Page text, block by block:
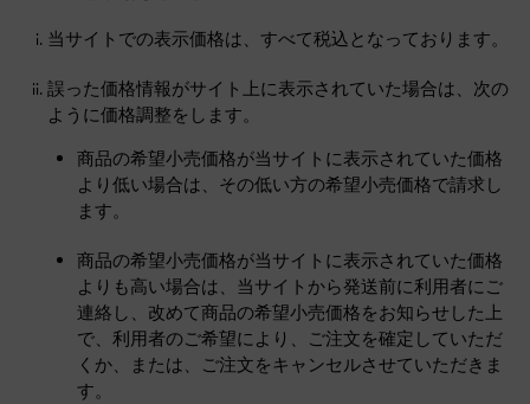
当サイトでの表示価格は、すべて税込となっております。
誤った価格情報がサイト上に表示されていた場合は、次の
ように価格調整をします。
商品の希望小売価格が当サイトに表示されていた価格
より低い場合は、その低い方の希望小売価格で請求し
ます。
商品の希望小売価格が当サイトに表示されていた価格
よりも高い場合は、当サイトから発送前に利用者にご
連絡し、改めて商品の希望小売価格をお知らせした上
で、利用者のご希望により、ご注文を確定していただ
くか、または、ご注文をキャンセルさせていただきま
す。